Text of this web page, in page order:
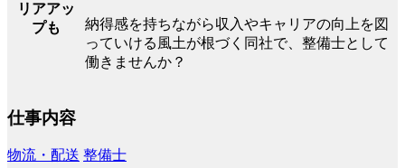
リアアッ
プも
納得感を持ちながら収入やキャリアの向上を図
っていける風土が根づく同社で、整備士として
働きませんか？
仕事内容
物流・配送 整備士